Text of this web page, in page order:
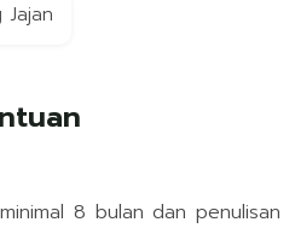
Jajan
8 bulan dan penulisan